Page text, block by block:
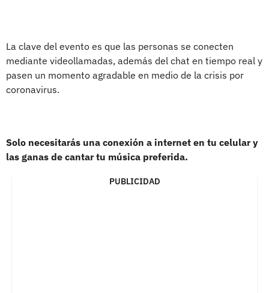
La clave del evento es que las personas se conecten
mediante videollamadas, además del chat en tiempo real y
pasen un momento agradable en medio de la crisis por
coronavirus.
Solo necesitarás una conexión a internet en tu celular y
las ganas de cantar tu música preferida.
PUBLICIDAD